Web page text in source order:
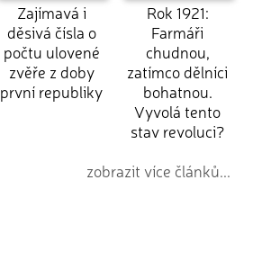
Zajímavá i
děsivá čísla o
počtu ulovené
zvěře z doby
první republiky
Rok 1921:
Farmáři
chudnou,
zatímco dělníci
bohatnou.
Vyvolá tento
stav revoluci?
zobrazit více článků...